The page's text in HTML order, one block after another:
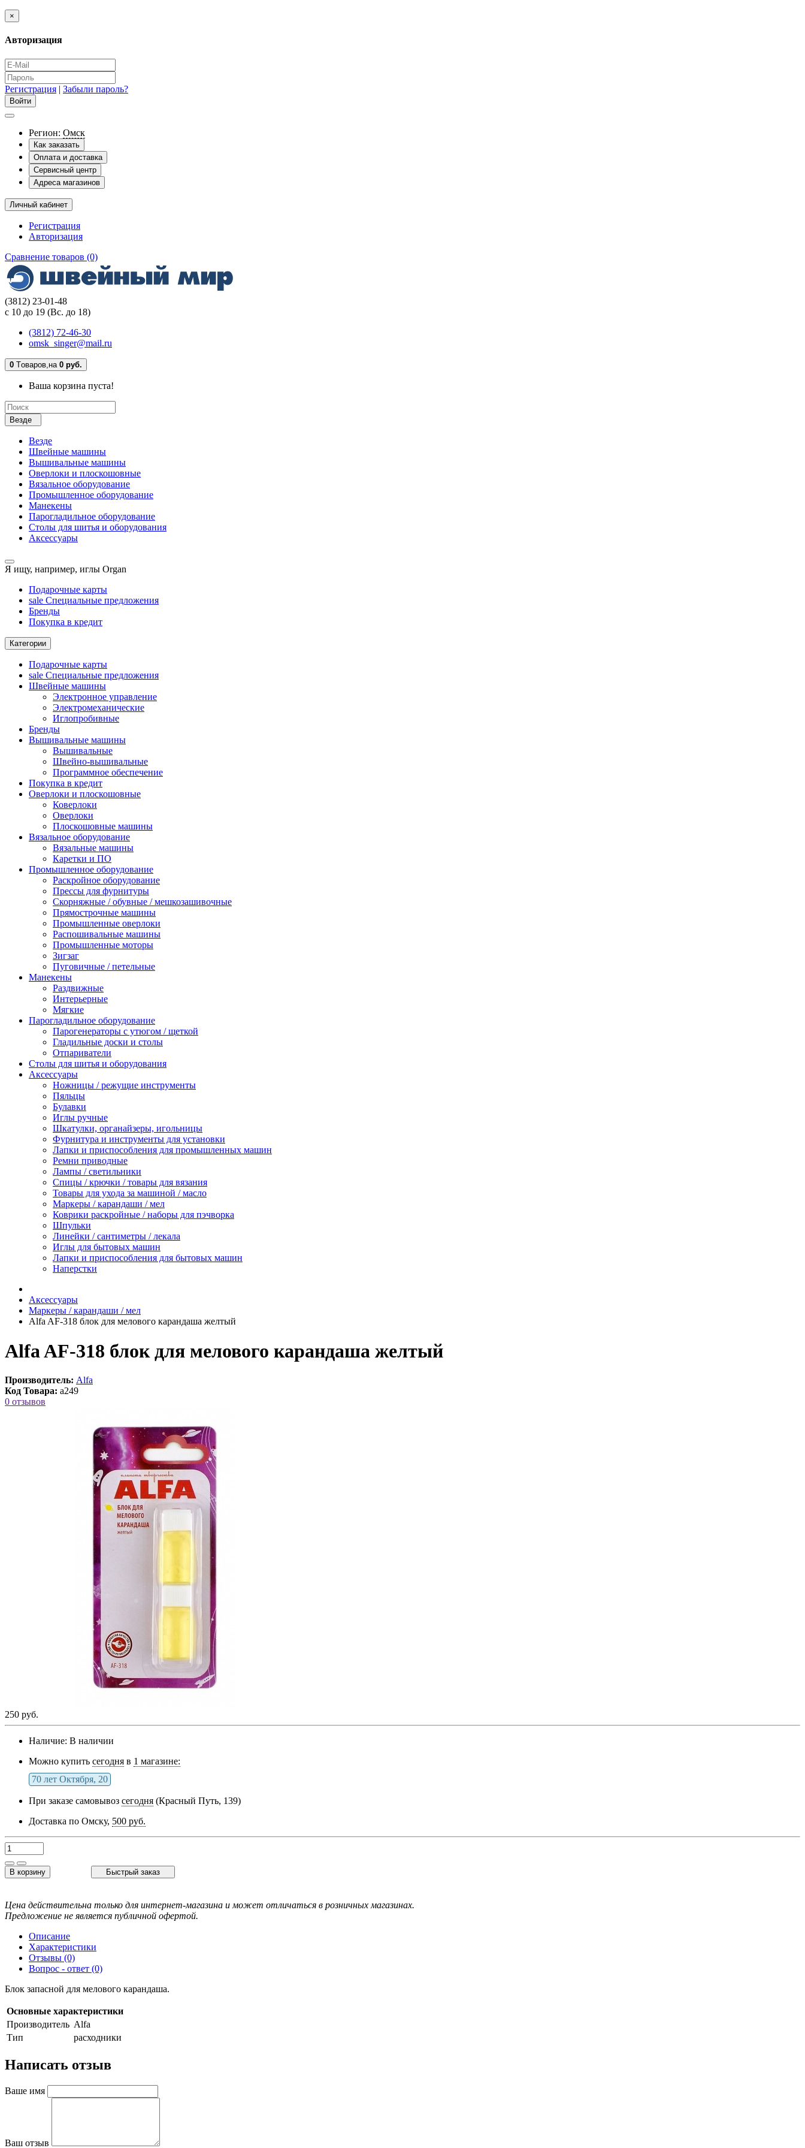
×
Авторизация
Регистрация | Забыли пароль?
Регион: Омск
Как заказать
Оплата и доставка
Сервисный центр
Адреса магазинов
Личный кабинет
Регистрация
Авторизация
Сравнение товаров (0)
(3812) 23-01-48
с 10 до 19 (Вс. до 18)
(3812) 72-46-30
omsk_singer@mail.ru
0 Tоваров,на 0 руб.
Ваша корзина пуста!
Везде
Везде
Швейные машины
Вышивальные машины
Оверлоки и плоскошовные
Вязальное оборудование
Промышленное оборудование
Манекены
Парогладильное оборудование
Столы для шитья и оборудования
Аксессуары
Я ищу, например, иглы Organ
Подарочные карты
sale Специальные предложения
Бренды
Покупка в кредит
Категории
Подарочные карты
sale Специальные предложения
Швейные машины
Электронное управление
Электромеханические
Иглопробивные
Бренды
Вышивальные машины
Вышивальные
Швейно-вышивальные
Программное обеспечение
Покупка в кредит
Оверлоки и плоскошовные
Коверлоки
Оверлоки
Плоскошовные машины
Вязальное оборудование
Вязальные машины
Каретки и ПО
Промышленное оборудование
Раскройное оборудование
Прессы для фурнитуры
Скорняжные / обувные / мешкозашивочные
Прямострочные машины
Промышленные оверлоки
Распошивальные машины
Промышленные моторы
Зигзаг
Пуговичные / петельные
Манекены
Раздвижные
Интерьерные
Мягкие
Парогладильное оборудование
Парогенераторы с утюгом / щеткой
Гладильные доски и столы
Отпариватели
Столы для шитья и оборудования
Аксессуары
Ножницы / режущие инструменты
Пяльцы
Булавки
Иглы ручные
Шкатулки, органайзеры, игольницы
Фурнитура и инструменты для установки
Лапки и приспособления для промышленных машин
Ремни приводные
Лампы / светильники
Спицы / крючки / товары для вязания
Товары для ухода за машиной / масло
Маркеры / карандаши / мел
Коврики раскройные / наборы для пэчворка
Шпульки
Линейки / сантиметры / лекала
Иглы для бытовых машин
Лапки и приспособления для бытовых машин
Наперстки
Аксессуары
Маркеры / карандаши / мел
Alfa AF-318 блок для мелового карандаша желтый
Alfa AF-318 блок для мелового карандаша желтый
Производитель: Alfa
Код Товара: a249
0 отзывов
250 руб.
Наличие: В наличии
Можно купить сегодня в 1 магазине:
70 лет Октября, 20
При заказе самовывоз сегодня (Красный Путь, 139)
Доставка по Омску, 500 руб.
В корзину Быстрый заказ
Цена действительна только для интернет-магазина и может отличаться в розничных магазинах.
Предложение не является публичной офертой.
Описание
Характеристики
Отзывы (0)
Вопрос - ответ (0)
Блок запасной для мелового карандаша.
Основные характеристики
Производитель Alfa
Тип
расходники
Написать отзыв
Ваше имя
Ваш отзыв